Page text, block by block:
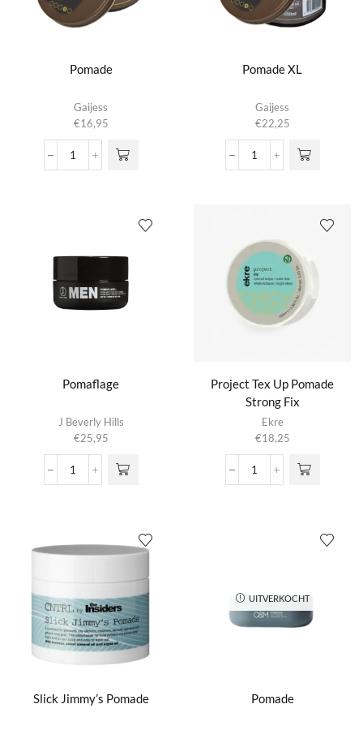
Pomade
Gaijess
€16,95
Pomade
Pomade XL
Gaijess
€22,25
Pomade
Pomaflage
J Beverly Hills
€25,95
Pomaflage
Project Tex Up Pomade
Strong Fix
Ekre
€18,25
Project
Slick Jimmy’s Pomade
UITVERKOCHT
Pomade